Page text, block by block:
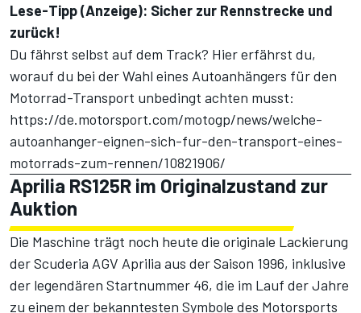
Lese-Tipp (Anzeige): Sicher zur Rennstrecke und
zurück!
Du fährst selbst auf dem Track? Hier erfährst du,
worauf du bei der Wahl eines Autoanhängers für den
Motorrad-Transport unbedingt achten musst:
https://de.motorsport.com/motogp/news/welche-
autoanhanger-eignen-sich-fur-den-transport-eines-
motorrads-zum-rennen/10821906/
Aprilia RS125R im Originalzustand zur
Auktion
Die Maschine trägt noch heute die originale Lackierung
der Scuderia AGV Aprilia aus der Saison 1996, inklusive
der legendären Startnummer 46, die im Lauf der Jahre
zu einem der bekanntesten Symbole des Motorsports